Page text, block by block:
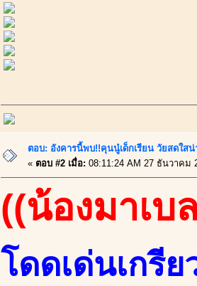
ตอบ: อังคารนี้พบ!!คุนนู๋เด็กเรียน วัยสดใส
« ตอบ #2 เมื่อ: 08:11:24 AM 27 ธันวาคม
((น้องมาเบ
โดดเด่นเกรี